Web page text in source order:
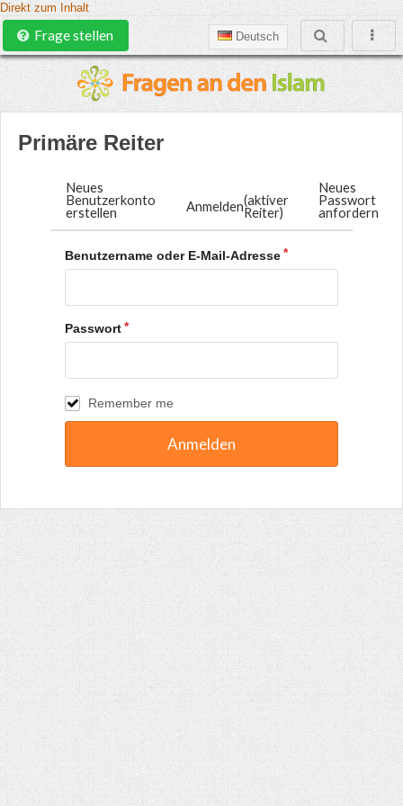
Direkt zum Inhalt
Deutsch
Frage stellen
Primäre Reiter
Neues
Benutzerkonto
erstellen Anmelden(aktiver
Reiter)
Neues
Passwort
anfordern
Benutzername oder E-Mail-Adresse
Passwort
Remember me